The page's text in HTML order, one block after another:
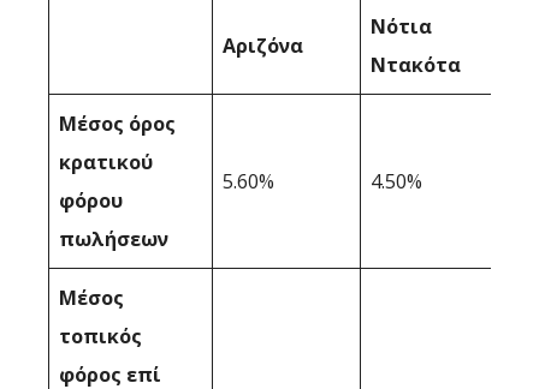
Αριζόνα
Νότια
Ντακότα
Μέσος όρος
κρατικού
φόρου
πωλήσεων
5.60% 4.50%
Μέσος
τοπικός
φόρος επί